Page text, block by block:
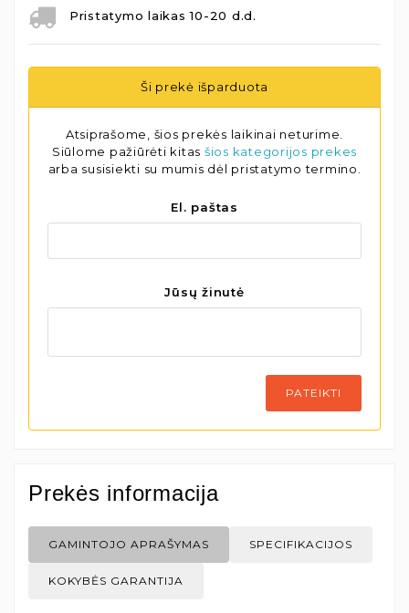
Pristatymo laikas 10-20 d.d.
Ši prekė išparduota
Atsiprašome, šios prekės laikinai neturime.
Siūlome pažiūrėti kitas šios kategorijos prekes
arba susisiekti su mumis dėl pristatymo termino.
El. paštas
Jūsų žinutė
PATEIKTI
Prekės informacija
GAMINTOJO APRAŠYMAS SPECIFIKACIJOS
KOKYBĖS GARANTIJA